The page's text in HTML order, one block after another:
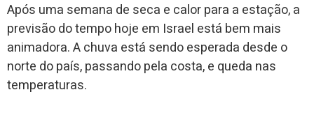
Após uma semana de seca e calor para a estação, a
previsão do tempo hoje em Israel está bem mais
animadora. A chuva está sendo esperada desde o
norte do país, passando pela costa, e queda nas
temperaturas.